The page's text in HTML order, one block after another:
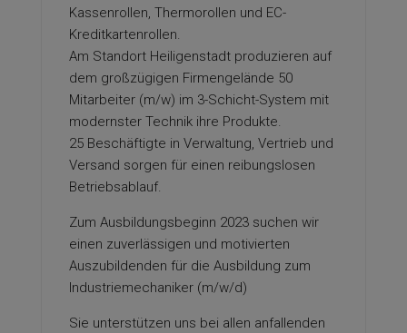
Kassenrollen, Thermorollen und EC-
Kreditkartenrollen.
Am Standort Heiligenstadt produzieren auf
dem großzügigen Firmengelände 50
Mitarbeiter (m/w) im 3-Schicht-System mit
modernster Technik ihre Produkte.
25 Beschäftigte in Verwaltung, Vertrieb und
Versand sorgen für einen reibungslosen
Betriebsablauf.
Zum Ausbildungsbeginn 2023 suchen wir
einen zuverlässigen und motivierten
Auszubildenden für die Ausbildung zum
Industriemechaniker (m/w/d)
Sie unterstützen uns bei allen anfallenden